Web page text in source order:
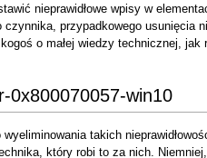
nieprawidłowe wpisy w
przypadkowego usunięcia
o małej wiedzy technicznej, jak
0x800070057-win10
takich
który robi to za nich.